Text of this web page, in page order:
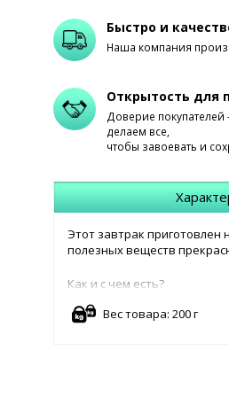
Быстро и
Наша компания
Открытость для
Доверие
делаем все,
чтобы завоевать и
Этот завтрак приготовлен
полезных веществ
Как и с чем есть?
Заливайте горячей водой
Вес товара: 200 г